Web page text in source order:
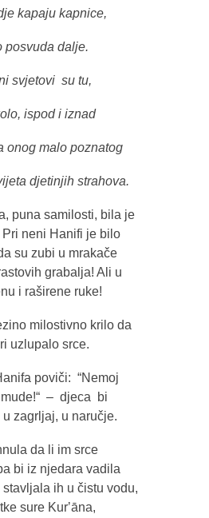
kapaju kapnice,
posvuda dalje.
svjetovi su tu,
ispod i iznad
onog malo poznatog
djetinjih strahova.
puna samilosti, bila je
neni Hanifi je bilo
su zubi u mrakače
grabalja! Ali u
i raširene ruke!
milostivno krilo da
uzlupalo srce.
poviči: “Nemoj
– djeca bi
zagrljaj, u naručje.
da li im srce
bi iz njedara vadila
stavljala ih u čistu vodu,
sure Kurʼāna,